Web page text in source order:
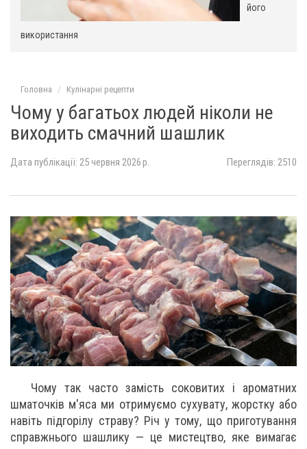
його
використання
Головна Кулінарні рецепти
Чому у багатьох людей ніколи не
виходить смачний шашлик
Дата публікації: 25 червня 2026 р. Переглядів: 2510
Чому так часто замість соковитих і ароматних
шматочків м'яса ми отримуємо сухувату, жорстку або
навіть підгорілу страву? Річ у тому, що приготування
справжнього шашлику — це мистецтво, яке вимагає